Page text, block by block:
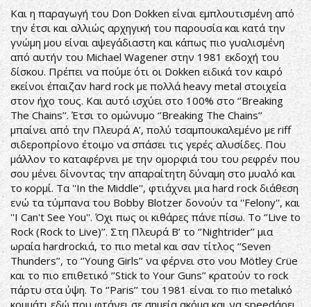
Και η παραγωγή του Don Dokken είναι εμπλουτισμένη από
την έτσι και αλλιώς αρχηγική του παρουσία και κατά την
γνώμη μου είναι αψεγάδιαστη και κάπως πιο γυαλισμένη
από αυτήν του Michael Wagener στην 1981 εκδοχή του
δίσκου. Πρέπει να πούμε ότι οι Dokken ειδικά τον καιρό
εκείνοι έπαιζαν hard rock με πολλά heavy metal στοιχεία
στον ήχο τους. Και αυτό ισχύει στο 100% στο ‘’Breaking
The Chains’’. Έτσι το ομώνυμο ‘’Breaking The Chains’’
μπαίνει από την Πλευρά Α’, πολύ τσαμπουκαλεμένο με riff
σιδεροπρίονο έτοιμο να σπάσει τις γερές αλυσίδες. Που
μάλλον το καταφέρνει με την ομορφιά του του ρεφρέν που
σου μένει δίνοντας την απαραίτητη δύναμη στο μυαλό και
το κορμί. Τα ''In the Middle'', φτιάχνει μια hard rock διάθεση
ενώ τα τύμπανα του Bobby Blotzer δονούν τα ''Felony'', και
''I Can't See You''. Όχι πως οι κιθάρες πάνε πίσω. Το ‘’Live to
Rock (Rock to Live)’’. Στη Πλευρά Β’ τo ‘’Nightrider’’ μια
ωραία hardrockιά, το πιο metal και σαν τίτλος ‘’Seven
Thunders’’, το ‘’Young Girls’’ να φέρνει στο νου Mötley Crüe
και το πιο επιθετικό ‘’Stick to Your Guns’’ κρατούν το rock
πάρτυ στα ύψη. Το ‘’Paris’’ του 1981 είναι το πιο metalικό